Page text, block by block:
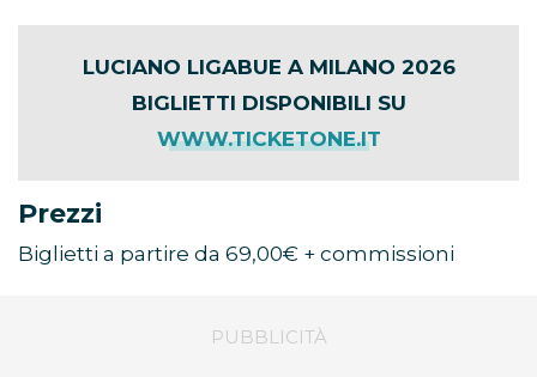
LUCIANO LIGABUE A MILANO 2026
BIGLIETTI DISPONIBILI SU
WWW.TICKETONE.IT
Prezzi
Biglietti a partire da 69,00€ + commissioni